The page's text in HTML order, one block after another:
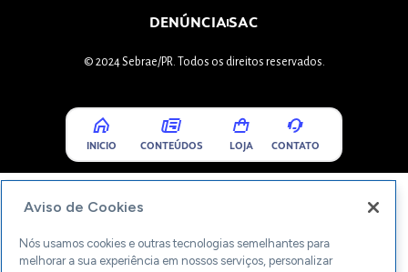
DENÚNCIASAC
© 2024 Sebrae/PR. Todos os direitos reservados.
INICIO CONTEÚDOS LOJA CONTATO
Aviso de Cookies
Nós usamos cookies e outras tecnologias semelhantes para
melhorar a sua experiência em nossos serviços, personalizar